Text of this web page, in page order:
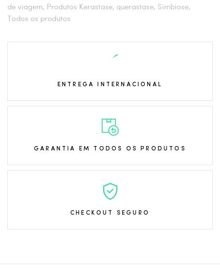
de viagem, Produtos Kerastase, querastase, Simbiose,
Todos os produtos
ENTREGA INTERNACIONAL
GARANTIA EM TODOS OS PRODUTOS
CHECKOUT SEGURO